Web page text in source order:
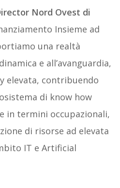
Nord Ovest di
Insieme ad
una realtà
e all’avanguardia,
elevata, contribuendo
di know how
in termini occupazionali,
di risorse ad elevata
IT e Artificial